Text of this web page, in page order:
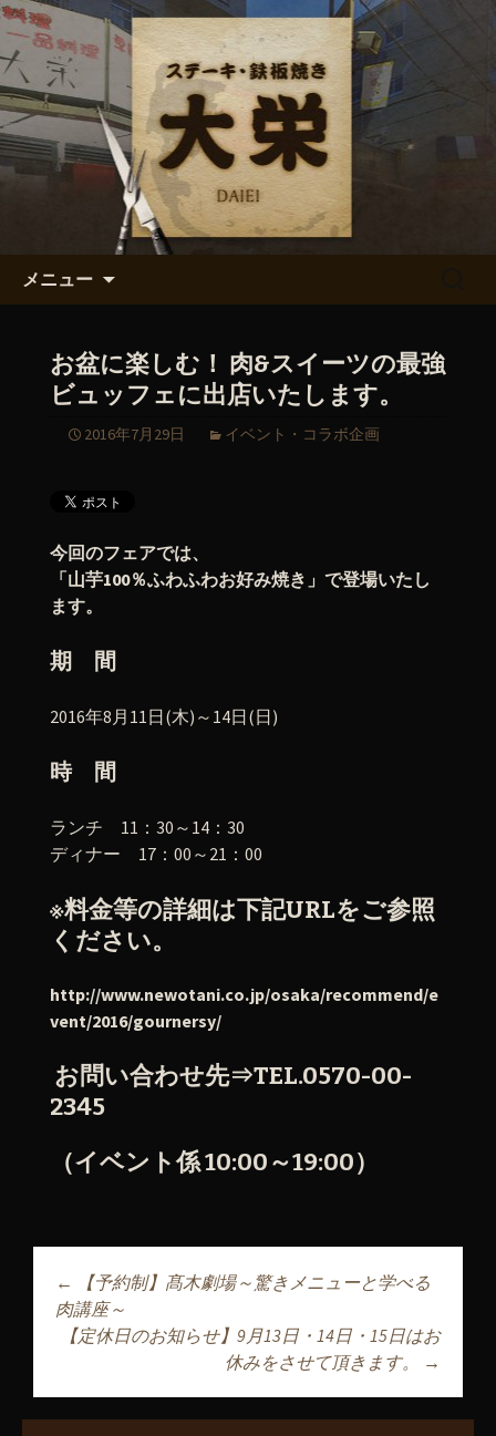
ステーキ・鉄板焼き「大栄」の
最新情報
ステーキ・鉄板焼き「大栄」からのお
知らせ
メニュー
お盆に楽しむ！ 肉&スイーツの最強
ビュッフェに出店いたします。
2016年7月29日 イベント・コラボ企画
今回のフェアでは、
「山芋100％ふわふわお好み焼き」で登場いたし
ます。
期 間
2016年8月11日(木)～14日(日)
時 間
ランチ 11：30～14：30
ディナー 17：00～21：00
※料金等の詳細は下記URLをご参照
ください。
http://www.newotani.co.jp/osaka/recommend/e
vent/2016/gournersy/
お問い合わせ先⇒TEL.0570-00-
2345
（イベント係 10:00～19:00）
投稿ナビゲーショ
ン
←
【予約制】髙木劇場～驚きメニューと学べる
肉講座～
【定休日のお知らせ】9月13日・14日・15日はお
休みをさせて頂きます。
→